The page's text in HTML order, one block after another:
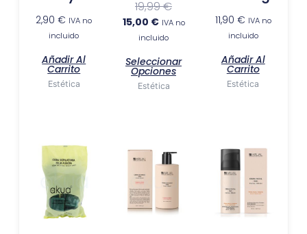
2,90€ IVA no
incluido
Añadir Al
Carrito
Estética
19,99€
15,00 € IVA no
incluido
Seleccionar
Opciones
elegir
página
Estética
11,90 € IVA no
incluido
Añadir Al
Carrito
Estética